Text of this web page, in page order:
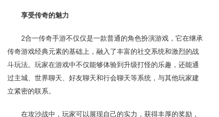
享受传奇的魅力
2合一传奇手游不仅仅是一款普通的角色扮演游戏，它在继承
传奇游戏经典元素的基础上，融入了丰富的社交系统和激烈的战
斗玩法。玩家在游戏中不仅能够体验到升级打怪的乐趣，还能通
过主城、世界聊天、好友聊天和行会聊天等系统，与其他玩家建
立紧密的联系。
在攻沙战中，玩家可以展现自己的实力，获得丰厚的奖励，